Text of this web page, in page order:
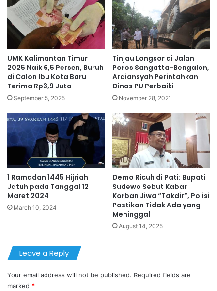
UMK Kalimantan Timur
2025 Naik 6,5 Persen, Buruh
di Calon Ibu Kota Baru
Terima Rp3,9 Juta
September 5, 2025
Tinjau Longsor di Jalan
Poros Sangatta-Bengalon,
Ardiansyah Perintahkan
Dinas PU Perbaiki
November 28, 2021
1 Ramadan 1445 Hijriah
Jatuh pada Tanggal 12
Maret 2024
March 10, 2024
Demo Ricuh di Pati: Bupati
Sudewo Sebut Kabar
Korban Jiwa “Takdir”, Polisi
Pastikan Tidak Ada yang
Meninggal
August 14, 2025
Leave a Reply
Your email address will not be published. Required fields are
marked *